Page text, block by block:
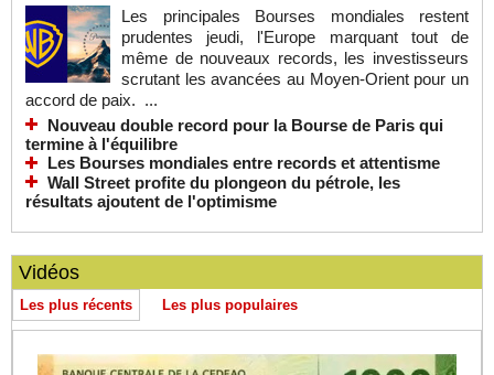
Les principales Bourses mondiales restent
prudentes jeudi, l'Europe marquant tout de
même de nouveaux records, les investisseurs
scrutant les avancées au Moyen-Orient pour un
accord de paix. ...
Nouveau double record pour la Bourse de Paris qui
termine à l'équilibre
Les Bourses mondiales entre records et attentisme
Wall Street profite du plongeon du pétrole, les
résultats ajoutent de l'optimisme
Vidéos
Les plus récents Les plus populaires